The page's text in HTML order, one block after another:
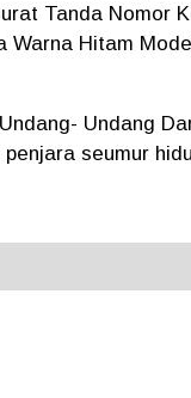
Tanda Nomor
Hitam
Undang
seumur